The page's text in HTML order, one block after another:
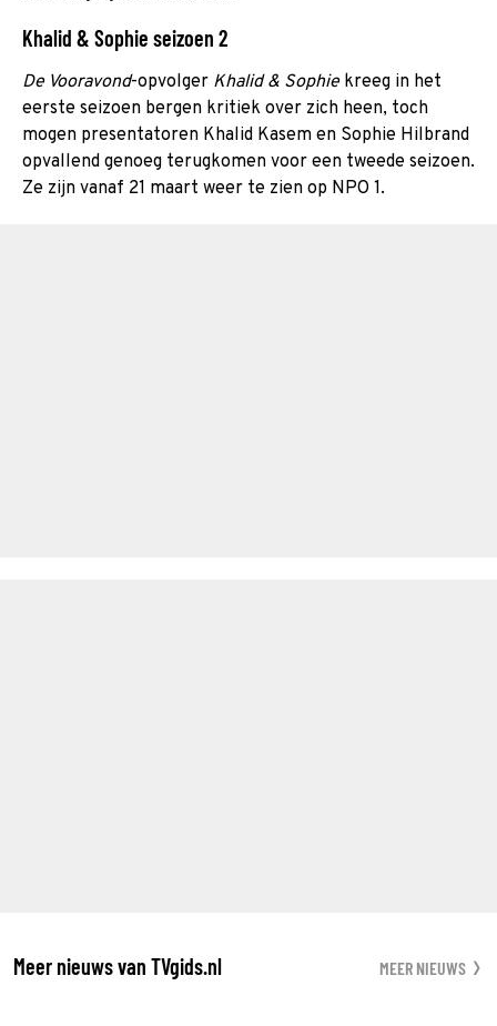
Khalid & Sophie seizoen 2
De Vooravond-opvolger Khalid & Sophiekreeg in het
eerste seizoen bergen kritiek over zich heen, toch
mogen presentatoren Khalid Kasem en Sophie Hilbrand
opvallend genoeg terugkomen voor een tweede seizoen.
Ze zijn vanaf 21 maart weer te zien op NPO 1.
Meer nieuws van TVgids.nl MEER NIEUWS